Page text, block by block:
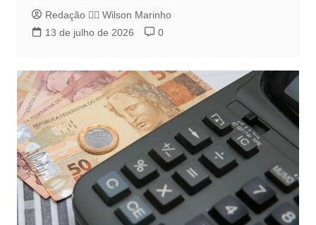
Redação 👨‍⚖️​ Wilson Marinho
13 de julho de 2026
0